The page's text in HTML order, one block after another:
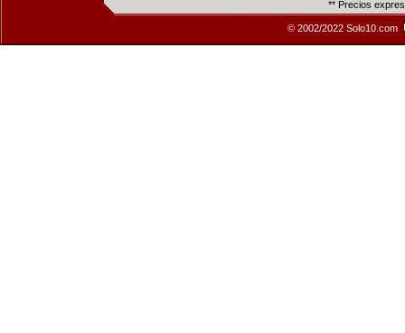
** Precios
© 2002/2022 Solo10.com